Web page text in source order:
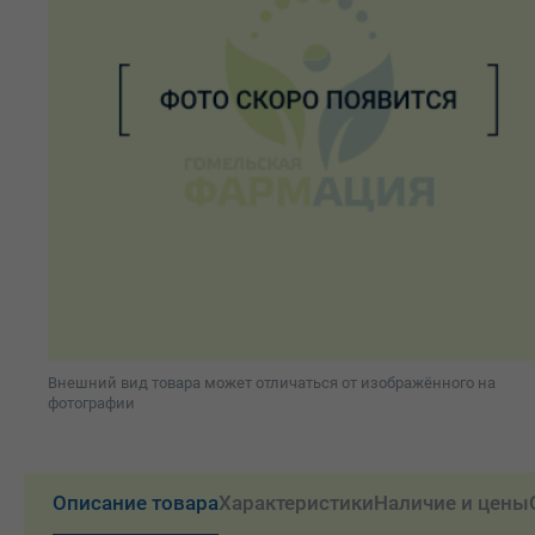
Внешний вид товара может отличаться от изображённого на
фотографии
Описание товараХарактеристикиНаличие и цены